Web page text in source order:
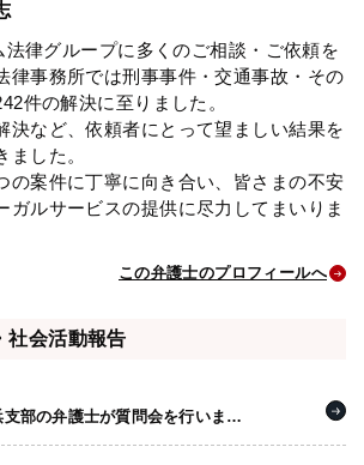
この弁護士のプロフィールへ
法律グループに多くのご相談・ご依頼を
律事務所では刑事事件・交通事故・その
件の解決に至りました。
決など、依頼者にとって望ましい結果を
ました。
の案件に丁寧に向き合い、皆さまの不安
ガルサービスの提供に尽力してまいりま
社会活動報告
部の弁護士が質問会を行いまし